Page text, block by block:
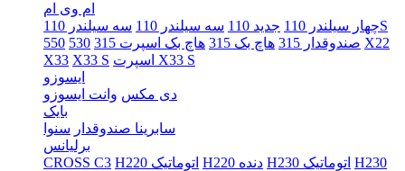
ام وی ام
چهار سیلندر 110
جدید 110 سه سیلندر 110
سه سیلندر 110S
صندوقدار 315
هاچ بک 315 هاچ بک اسپرت 315 530
550
X22
X33 X33 S
اسپرت X33 S
ایسوزو
دی مکس وانت ایسوزو
بایک
سابرینا صندوقدار سنوا
برلیانس
CROSS C3
H220 اتوماتیک H220 دنده H230 اتوماتیک H230